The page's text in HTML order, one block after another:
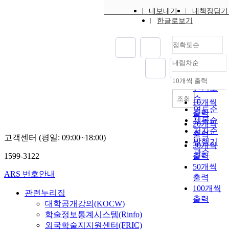
내보내기
내책장담기
한글로보기
정확도순
정확도
순
인기도
순
연도순
제목순
저자순
발행기
관순
내림차순
내림차순
10개씩 출력
10개씩
출력
20개씩
출력
30개씩
출력
50개씩
출력
100개씩
출력
조회
고객센터 (평일: 09:00~18:00)
1599-3122
ARS 번호안내
관련누리집
대학공개강의(KOCW)
학술정보통계시스템(Rinfo)
외국학술지지원센터(FRIC)